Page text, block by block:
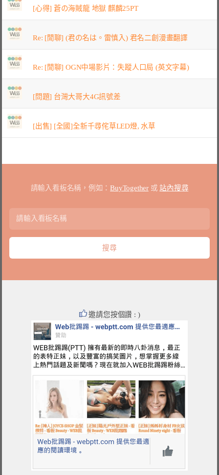
[心得] 蒼の海賊龍 地獄 麒麟25PT
Re: [閒聊] (君の名は。雷慎入) 君名二創漫畫翻譯
Re: [閒聊] OGN中場影片：失蹤人口局 (英文字幕)
[問題] 台灣大哥大4G訊號差
[出售] [全國]全新千尋侘草LED燈, 水草
請輸入看板名稱，例如：BuyTogether或 站內搜尋
邀請您按個讚 : )